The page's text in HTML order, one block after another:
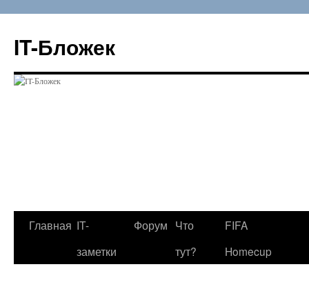
содержимому
IT-Бложек
Главная IT-
заметки
Форум Что
тут?
FIFA
Homecup